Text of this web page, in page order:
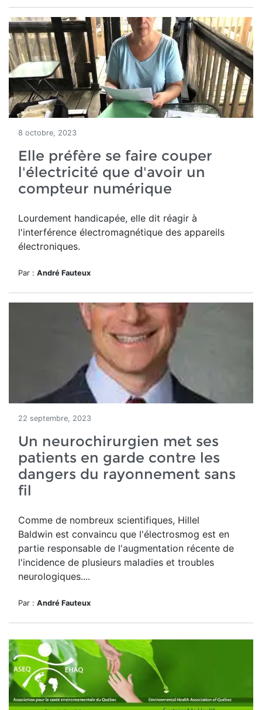
8 octobre, 2023
Elle préfère se faire couper
l'électricité que d'avoir un
compteur numérique
Lourdement handicapée, elle dit réagir à
l'interférence électromagnétique des appareils
électroniques.
Par : André Fauteux
22 septembre, 2023
Un neurochirurgien met ses
patients en garde contre les
dangers du rayonnement sans
fil
Comme de nombreux scientifiques, Hillel
Baldwin est convaincu que l'électrosmog est en
partie responsable de l'augmentation récente de
l'incidence de plusieurs maladies et troubles
neurologiques....
Par : André Fauteux